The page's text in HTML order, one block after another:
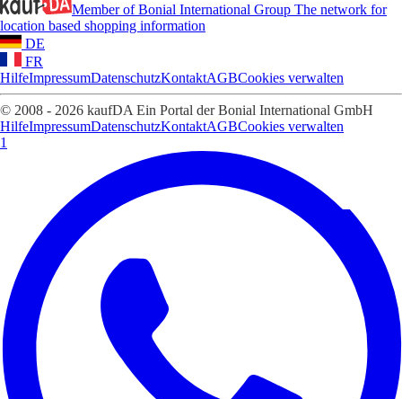
Member of Bonial International Group The network for
location based shopping information
DE
FR
HilfeImpressumDatenschutzKontaktAGBCookies verwalten
© 2008 - 2026 kaufDA Ein Portal der Bonial International GmbH
HilfeImpressumDatenschutzKontaktAGBCookies verwalten
1